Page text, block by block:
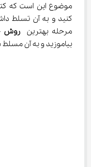
موضوع این است که
مرحله بهترین روش
بیاموزید و به آن